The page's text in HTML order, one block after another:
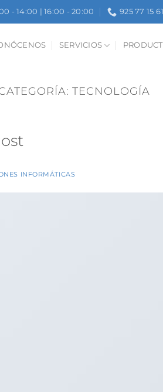
- 14:00 | 16:00 - 20:00 925 77 15
SERVICIOS
TECNOLOGÍA
INFORMÁTICAS